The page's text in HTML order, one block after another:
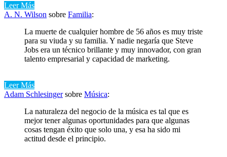
Leer Más
A. N. Wilson sobre Familia:
La muerte de cualquier hombre de 56 años es muy triste
para su viuda y su familia. Y nadie negaría que Steve
Jobs era un técnico brillante y muy innovador, con gran
talento empresarial y capacidad de marketing.
Leer Más
Adam Schlesingersobre Música:
La naturaleza del negocio de la música es tal que es
mejor tener algunas oportunidades para que algunas
cosas tengan éxito que solo una, y esa ha sido mi
actitud desde el principio.